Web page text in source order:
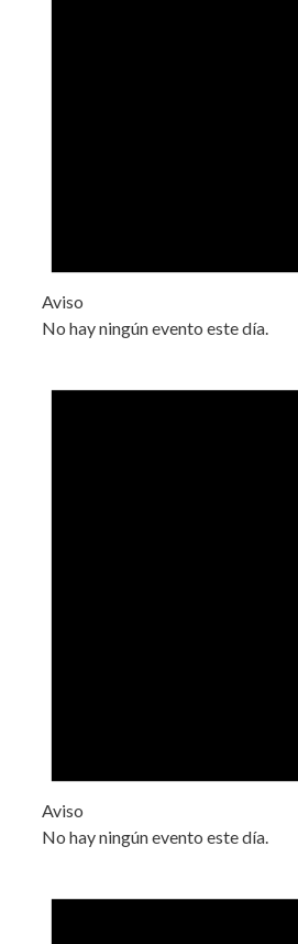
Aviso
No hay ningún evento este día.
Aviso
No hay ningún evento este día.